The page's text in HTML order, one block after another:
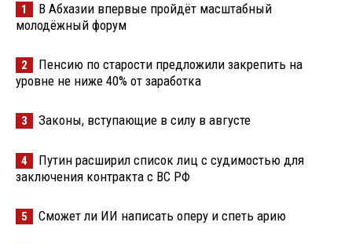
1
В Абхазии впервые пройдёт масштабный
молодёжный форум
2
Пенсию по старости предложили закрепить на
уровне не ниже 40% от заработка
3 Законы, вступающие в силу в августе
4
Путин расширил список лиц с судимостью для
заключения контракта с ВС РФ
5 Сможет ли ИИ написать оперу и спеть арию